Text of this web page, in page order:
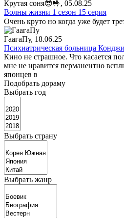
Крутая соня😎🤟, 05.08.25
Волны жизни 1 сезон 15 серия
Очень круто но когда уже будет
ГаагаПу, 18.06.25
Психиатрическая больница
Кино не страшное. Что касается
мне не нравится перманентно
японцев в
Подобрать дораму
Выбрать год
Выбрать страну
Выбрать жанр